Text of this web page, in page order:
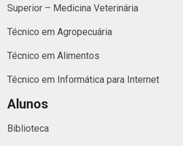
Superior – Medicina Veterinária
Técnico em Agropecuária
Técnico em Alimentos
Técnico em Informática para Internet
Alunos
Biblioteca